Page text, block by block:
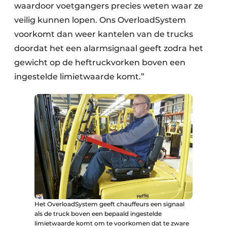
waardoor voetgangers precies weten waar ze
veilig kunnen lopen. Ons OverloadSystem
voorkomt dan weer kantelen van de trucks
doordat het een alarmsignaal geeft zodra het
gewicht op de heftruckvorken boven een
ingestelde limietwaarde komt.”
Het OverloadSystem geeft chauffeurs een signaal
als de truck boven een bepaald ingestelde
limietwaarde komt om te voorkomen dat te zware